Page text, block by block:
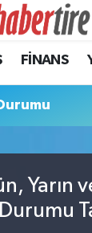
FİNANS
Yarın
Durumu ve